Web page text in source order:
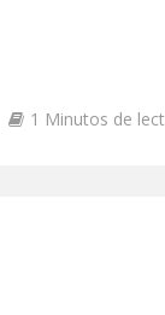
1 Minutos de